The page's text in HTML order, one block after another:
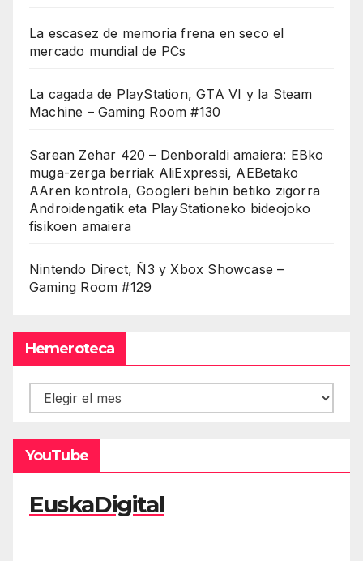
La escasez de memoria frena en seco el
mercado mundial de PCs
La cagada de PlayStation, GTA VI y la Steam
Machine – Gaming Room #130
Sarean Zehar 420 – Denboraldi amaiera: EBko
muga-zerga berriak AliExpressi, AEBetako
AAren kontrola, Googleri behin betiko zigorra
Androidengatik eta PlayStationeko bideojoko
fisikoen amaiera
Nintendo Direct, Ñ3 y Xbox Showcase –
Gaming Room #129
Hemeroteca
Hemeroteca
YouTube
EuskaDigital